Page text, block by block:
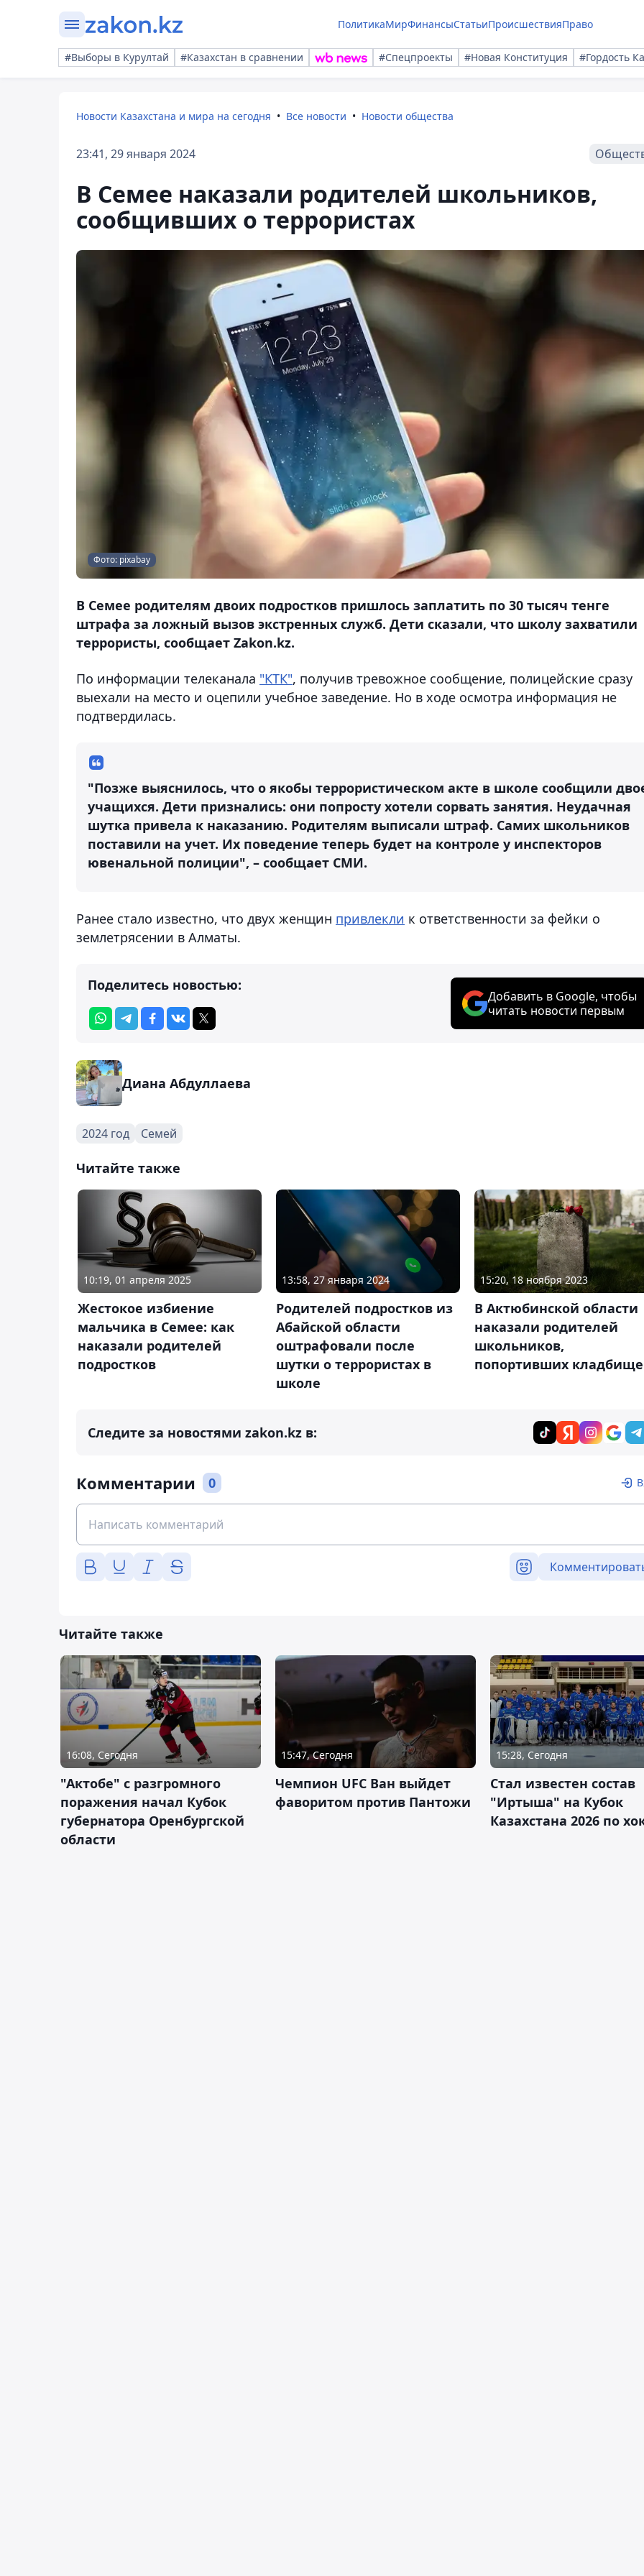
ПолитикаМирФинансыСтатьиПроисшествияПраво
#Выборы в Курултай #Казахстан в сравнении #Спецпроекты #Новая Конституция #Гордость
Новости Казахстана и мира на сегодня Все новости Новости общества
23:41, 29 января 2024
В Семее наказали родителей школьников,
сообщивших о террористах
Фото: pixabay
В Семее родителям двоих подростков пришлось заплатить по 30 тысяч тенге
штрафа за ложный вызов экстренных служб. Дети сказали, что школу захватили
террористы, сообщает Zakon.kz.
По информации телеканала "КТК", получив тревожное сообщение, полицейские сразу
выехали на место и оцепили учебное заведение. Но в ходе осмотра информация не
подтвердилась.
"Позже выяснилось, что о якобы террористическом акте в школе сообщили
учащихся. Дети признались: они попросту хотели сорвать занятия. Неудачная
шутка привела к наказанию. Родителям выписали штраф. Самих школьников
поставили на учет. Их поведение теперь будет на контроле у инспекторов
ювенальной полиции", – сообщает СМИ.
Ранее стало известно, что двух женщин привлекли к ответственности за фейки о
землетрясении в Алматы.
Поделитесь новостью:
Добавить в Google, чтобы
читать новости первым
Диана Абдуллаева
2024 год Семей
Читайте также
10:19, 01 апреля 2025
Жестокое избиение
мальчика в Семее: как
наказали родителей
подростков
13:58, 27 января 2024
Родителей подростков из
Абайской области
оштрафовали после
шутки о террористах в
школе
15:20, 18 ноября 2023
В Актюбинской области
наказали родителей
школьников,
попортивших кладбище
Следите за новостями zakon.kz в:
Комментарии 0
Читайте также
16:08, Сегодня
"Актобе" с разгромного
поражения начал Кубок
губернатора Оренбургской
области
15:47, Сегодня
Чемпион UFC Ван выйдет
фаворитом против Пантожи
15:28, Сегодня
Стал известен состав
"Иртыша" на Кубок
Казахстана 2026 по